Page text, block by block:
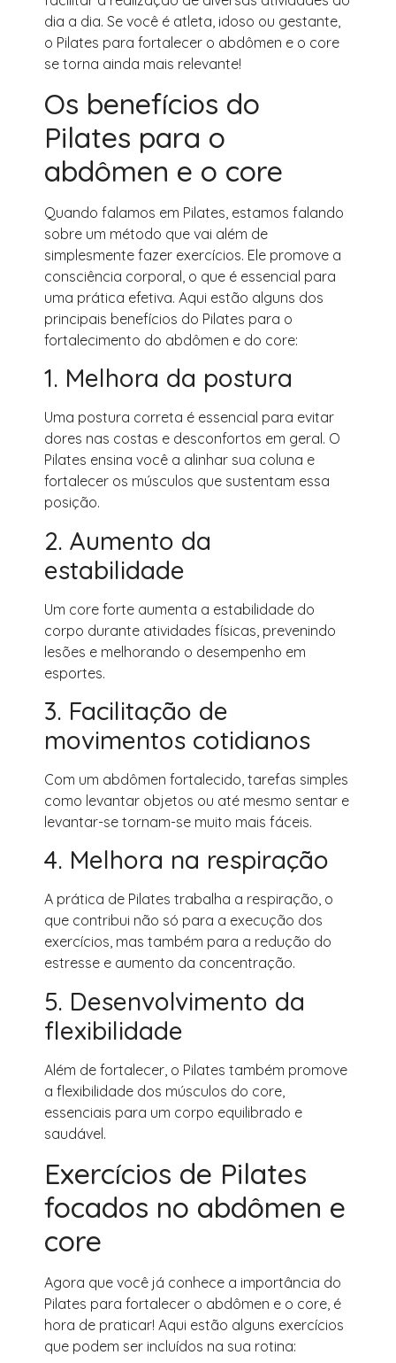
dia a dia. Se você é atleta, idoso ou gestante,
o Pilates para fortalecer o abdômen e o core
se torna ainda mais relevante!
Os benefícios do
Pilates para o
abdômen e o core
Quando falamos em Pilates, estamos falando
sobre um método que vai além de
simplesmente fazer exercícios. Ele promove a
consciência corporal, o que é essencial para
uma prática efetiva. Aqui estão alguns dos
principais benefícios do Pilates para o
fortalecimento do abdômen e do core:
1. Melhora da postura
Uma postura correta é essencial para evitar
dores nas costas e desconfortos em geral. O
Pilates ensina você a alinhar sua coluna e
fortalecer os músculos que sustentam essa
posição.
2. Aumento da
estabilidade
Um core forte aumenta a estabilidade do
corpo durante atividades físicas, prevenindo
lesões e melhorando o desempenho em
esportes.
3. Facilitação de
movimentos cotidianos
Com um abdômen fortalecido, tarefas simples
como levantar objetos ou até mesmo sentar e
levantar-se tornam-se muito mais fáceis.
4. Melhora na respiração
A prática de Pilates trabalha a respiração, o
que contribui não só para a execução dos
exercícios, mas também para a redução do
estresse e aumento da concentração.
5. Desenvolvimento da
flexibilidade
Além de fortalecer, o Pilates também promove
a flexibilidade dos músculos do core,
essenciais para um corpo equilibrado e
saudável.
Exercícios de Pilates
focados no abdômen e
core
Agora que você já conhece a importância do
Pilates para fortalecer o abdômen e o core, é
hora de praticar! Aqui estão alguns exercícios
que podem ser incluídos na sua rotina: